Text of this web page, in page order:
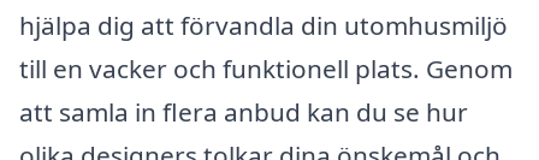
hjälpa dig att förvandla din utomhusmiljö
till en vacker och funktionell plats. Genom
att samla in flera anbud kan du se hur